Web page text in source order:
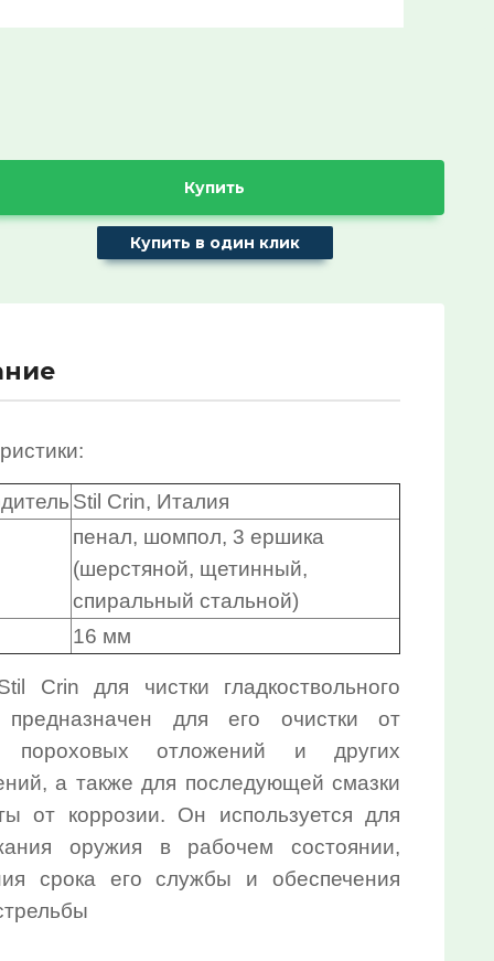
ХИТ продаж!:
Выберите...
30%:
Выберите...
Выберите...
70%:
10%:
Купить
Купить в один клик
Stil Crin, Италия
пенал, шомпол, 3 ершика
(шерстяной, щетинный,
спиральный стальной)
16 мм
Crin для чистки гладкоствольного
предназначен для его очистки от
пороховых отложений и других
а также для последующей смазки
от коррозии. Он используется для
оружия в рабочем состоянии,
срока его службы и обеспечения